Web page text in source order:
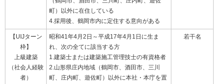
町）以外に在住している
4.採用後、鶴岡市内に定住する意向がある
【UIJターン
枠】
上級建築
（社会人経験
者）
昭和41年4月2日～平成17年4月1日に生ま
れ、次の全てに該当する方
1.建築士または建築施工管理技士の有資格者
2.山形県庄内地域（鶴岡市、酒田市、三川
町、庄内町、遊佐町）以外に本社・本庁を置
若干名